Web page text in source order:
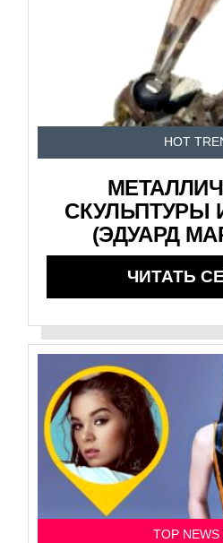
HOT
СКУЛЬПТУРЫ
(ЭДУАРД
ЧИТАТЬ
TOP NEWS